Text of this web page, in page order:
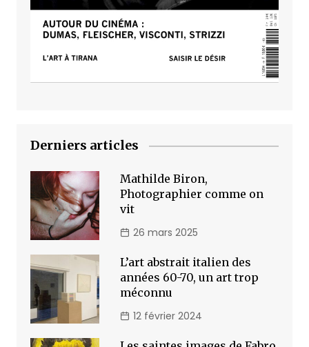
Derniers articles
Mathilde Biron,
Photographier comme on
vit
26 mars 2025
L’art abstrait italien des
années 60-70, un art trop
méconnu
12 février 2024